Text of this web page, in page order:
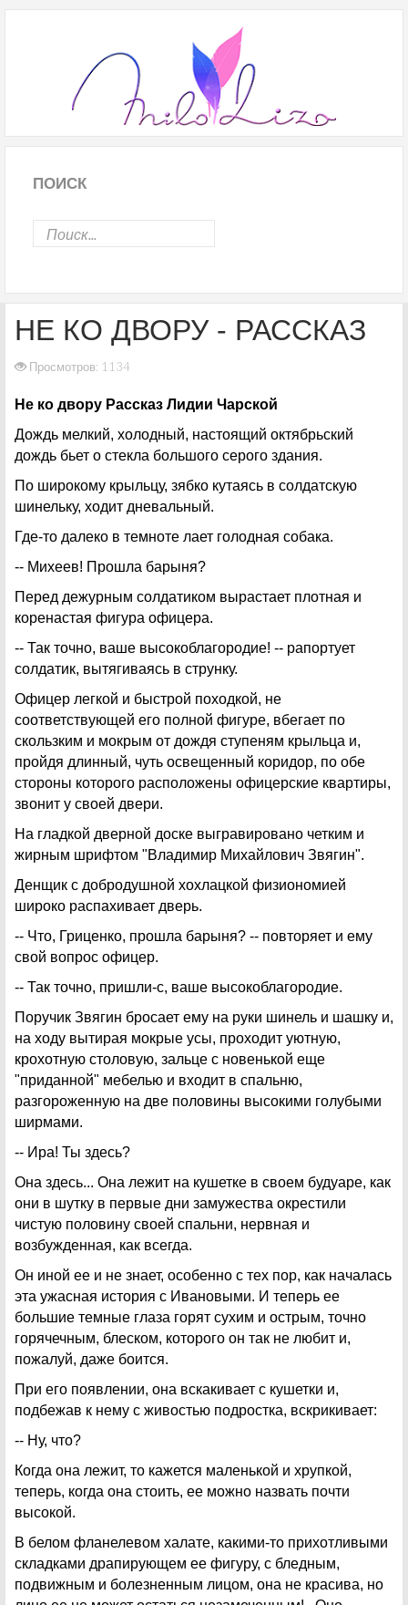
ПОИСК
НЕ КО ДВОРУ - РАССКАЗ
Просмотров: 1134
Не ко двору Рассказ Лидии Чарской
Дождь мелкий, холодный, настоящий октябрьский
дождь бьет о стекла большого серого здания.
По широкому крыльцу, зябко кутаясь в солдатскую
шинельку, ходит дневальный.
Где-то далеко в темноте лает голодная собака.
-- Михеев! Прошла барыня?
Перед дежурным солдатиком вырастает плотная и
коренастая фигура офицера.
-- Так точно, ваше высокоблагородие! -- рапортует
солдатик, вытягиваясь в струнку.
Офицер легкой и быстрой походкой, не
соответствующей его полной фигуре, вбегает по
скользким и мокрым от дождя ступеням крыльца и,
пройдя длинный, чуть освещенный коридор, по обе
стороны которого расположены офицерские квартиры,
звонит у своей двери.
На гладкой дверной доске выгравировано четким и
жирным шрифтом "Владимир Михайлович Звягин".
Денщик с добродушной хохлацкой физиономией
широко распахивает дверь.
-- Что, Гриценко, прошла барыня? -- повторяет и ему
свой вопрос офицер.
-- Так точно, пришли-с, ваше высокоблагоpoдиe.
Поручик Звягин бросает ему на руки шинель и шашку и,
на ходу вытирая мокрые усы, проходит уютную,
крохотную столовую, зальце с новенькой еще
"приданной" мебелью и входит в спальню,
разгороженную на две половины высокими голубыми
ширмами.
-- Ира! Ты здесь?
Она здесь... Она лежит на кушетке в своем будуаре, как
они в шутку в первые дни замужества окрестили
чистую половину своей спальни, нервная и
возбужденная, как всегда.
Он иной ее и не знает, особенно с тех пор, как началась
эта ужасная история с Ивановыми. И теперь ее
большие темные глаза горят сухим и острым, точно
горячечным, блеском, которого он так не любит и,
пожалуй, даже боится.
При его появлении, она вскакивает с кушетки и,
подбежав к нему с живостью подростка, вскрикивает:
-- Ну, что?
Когда она лежит, то кажется маленькой и хрупкой,
теперь, когда она стоить, ее можно назвать почти
высокой.
В белом фланелевом халате, какими-то прихотливыми
складками драпирующем ее фигуру, с бледным,
подвижным и болезненным лицом, она не красива, но